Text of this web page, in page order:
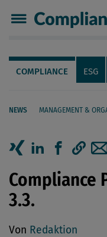
Servicenavigation
Navigation
COMPLIANCE ESG
NEWS MANAGEMENT &
Seiteninhalt
Artikel auf
Artikel auf
Artikel
Compliance
3.3.
Von Redaktion